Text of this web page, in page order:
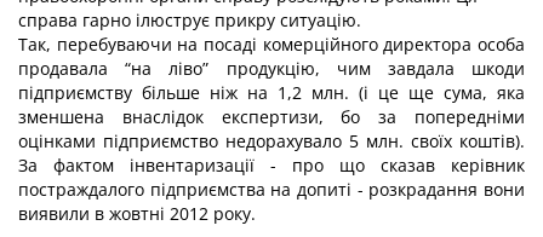
справа гарно ілюструє прикру ситуацію.
Так, перебуваючи на посаді комерційного директора особа
продавала “на ліво” продукцію, чим завдала шкоди
підприємству більше ніж на 1,2 млн. (і це ще сума, яка
зменшена внаслідок експертизи, бо за попередніми
оцінками підприємство недорахувало 5 млн. своїх коштів).
За фактом інвентаризації - про що сказав керівник
постраждалого підприємства на допиті - розкрадання вони
виявили в жовтні 2012 року.